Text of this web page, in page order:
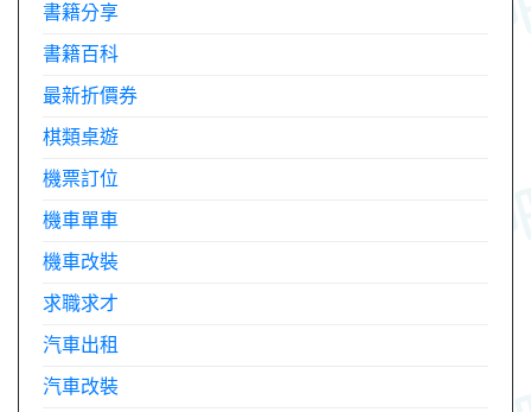
書籍分享
書籍百科
最新折價券
棋類桌遊
機票訂位
機車單車
機車改裝
求職求才
汽車出租
汽車改裝